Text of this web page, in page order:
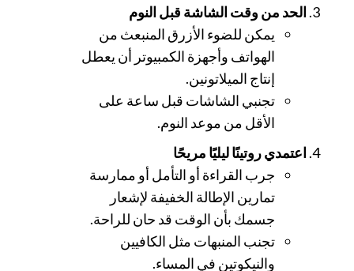
الحد من وقت الشاشة قبل النوم
يمكن للضوء الأزرق المنبعث من
الهواتف وأجهزة الكمبيوتر أن يعطل
إنتاج الميلاتونين.
تجنبي الشاشات قبل ساعة على
الأقل من موعد النوم.
اعتمدي روتينًا ليليًا مريحًا
جرب القراءة أو التأمل أو ممارسة
تمارين الإطالة الخفيفة لإشعار
جسمك بأن الوقت قد حان للراحة.
تجنب المنبهات مثل الكافيين
والنيكوتين في المساء.